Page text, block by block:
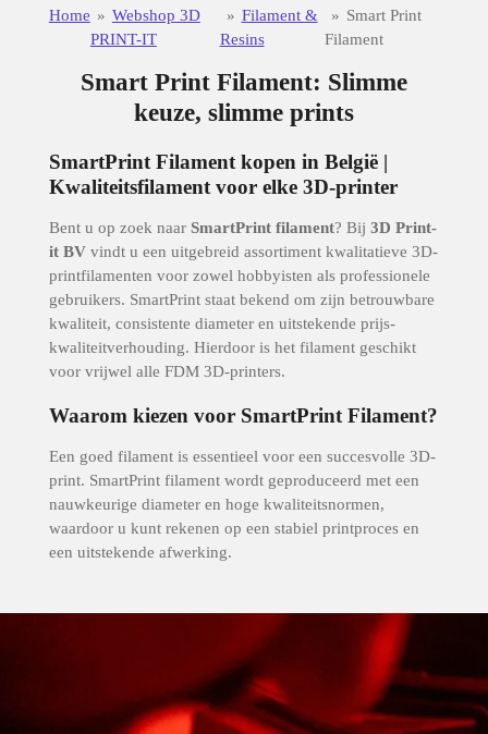
Home » Webshop 3D
PRINT-IT
» Filament &
Resins
» Smart Print
Filament
Smart Print Filament: Slimme
keuze, slimme prints
SmartPrint Filament kopen in België |
Kwaliteitsfilament voor elke 3D-printer
Bent u op zoek naar SmartPrint filament? Bij 3D Print-
it BVvindt u een uitgebreid assortiment kwalitatieve 3D-
printfilamenten voor zowel hobbyisten als professionele
gebruikers. SmartPrint staat bekend om zijn betrouwbare
kwaliteit, consistente diameter en uitstekende prijs-
kwaliteitverhouding. Hierdoor is het filament geschikt
voor vrijwel alle FDM 3D-printers.
Waarom kiezen voor SmartPrint Filament?
Een goed filament is essentieel voor een succesvolle 3D-
print. SmartPrint filament wordt geproduceerd met een
nauwkeurige diameter en hoge kwaliteitsnormen,
waardoor u kunt rekenen op een stabiel printproces en
een uitstekende afwerking.